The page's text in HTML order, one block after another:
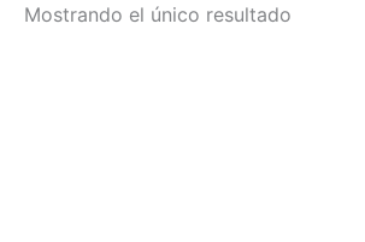
Mostrando el único resultado